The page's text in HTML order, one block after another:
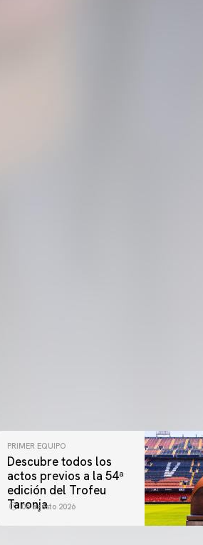
PRIMER EQUIPO
Descubre todos los
actos previos a la 54ª
edición del Trofeu
Taronja
06 agosto 2026